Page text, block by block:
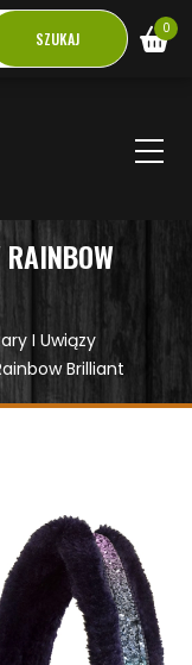
SZUKAJ 0
RAINBOW
I Uwiązy
Brilliant